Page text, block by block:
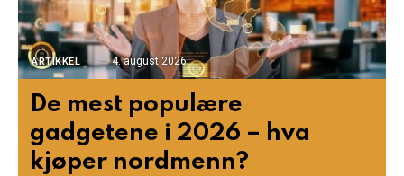
ARTIKKEL 4. august 2026
De mest populære
gadgetene i 2026 – hva
kjøper nordmenn?